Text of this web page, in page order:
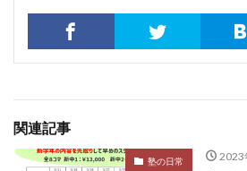
関連記事
塾の日常 2023